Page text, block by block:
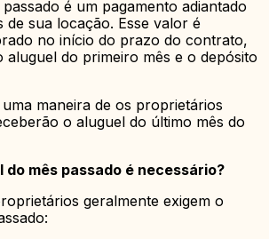
é um pagamento adiantado
de sua locação. Esse valor é
no início do prazo do contrato,
aluguel do primeiro mês e o depósito
maneira de os proprietários
o aluguel do último mês do
do mês passado é necessário?
geralmente exigem o